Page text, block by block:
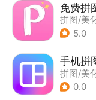
免费拼
拼图/美
5.0
手机拼
拼图/美
0.0